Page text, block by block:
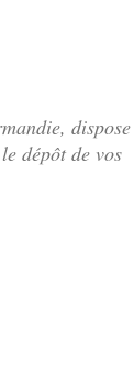
dispose
dépôt de vos